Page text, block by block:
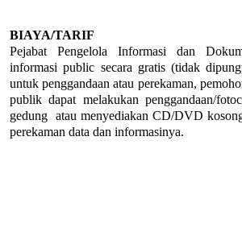
BIAYA/TARIF
Pejabat Pengelola Informasi dan
informasi public secara gratis (tidak
untuk penggandaan atau perekaman,
publik dapat melakukan penggandaan/
gedung atau menyediakan CD/DVD
perekaman data dan informasinya.